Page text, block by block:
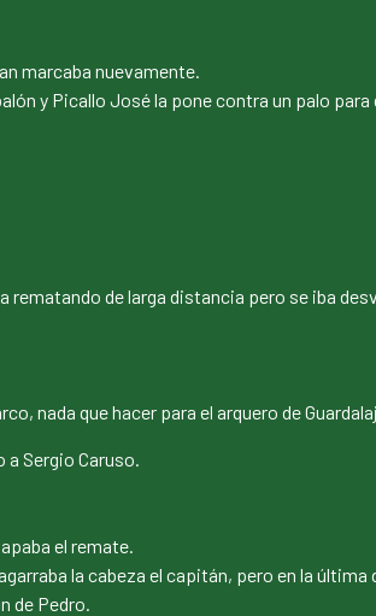
marcaba nuevamente.
y Picallo José la pone contra un palo para
rematando de larga distancia pero se iba
nada que hacer para el arquero de
a Sergio Caruso.
el remate.
la cabeza el capitán, pero en la última
de Pedro.